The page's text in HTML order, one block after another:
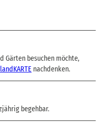
Gärten besuchen möchte,
nachdenken.
begehbar.